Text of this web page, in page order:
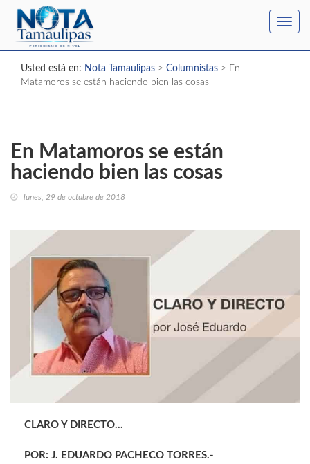
Usted está en: Nota Tamaulipas > Columnistas > En
Matamoros se están haciendo bien las cosas
En Matamoros se están
haciendo bien las cosas
lunes, 29 de octubre de 2018
CLARO Y DIRECTO…
POR: J. EDUARDO PACHECO TORRES.-